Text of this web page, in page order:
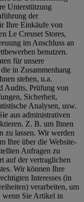
Unterstützung
der
Ihre Einkäufe von
Le Creuset Stores,
im Anschluss an
benutzen.
für unsere
in Zusammenhang
stehen, u.a.
Audits, Prüfung von
Sicherheit,
Analysen, usw.
aus administrativen
Z. B. um Ihnen
zu lassen. Wir werden
Ihre über die Website-
Anfragen zu
auf der vertraglichen
Wir können Ihre
Interesses (in
verarbeiten, um
wenn Sie Artikel in